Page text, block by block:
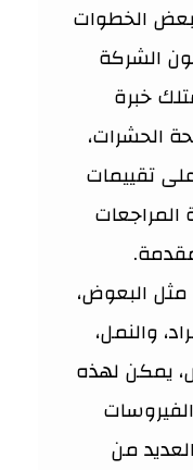
بعض الخطوات
الشركة
خبرة
الحشرات،
تقييمات
المراجعات
مثل البعوض،
والنمل،
يمكن لهذه
من